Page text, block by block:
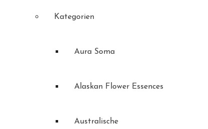
Kategorien
Aura Soma
Alaskan Flower Essences
Australische